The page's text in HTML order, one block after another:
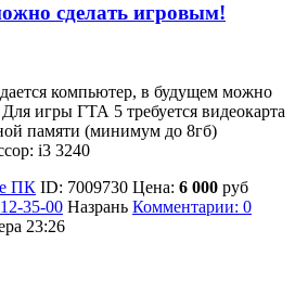
сделать игровым!
компьютер, в будущем можно
игры ГТА 5 требуется видеокарта
памяти (минимум до 8гб)
i3 3240
ПК ID: 7009730 Цена: 6 000 руб
35-00 Назрань Комментарии: 0
23:26